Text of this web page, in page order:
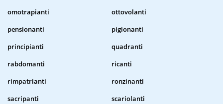
omotrapianti
ottovolanti
pensionanti
pigionanti
principianti
quadranti
rabdomanti
ricanti
rimpatrianti
ronzinanti
sacripanti
scariolanti